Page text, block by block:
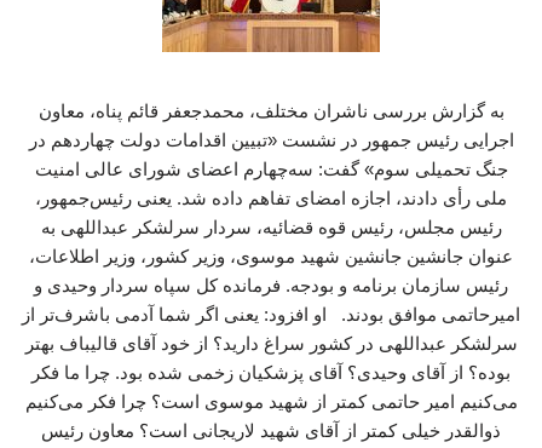
به گزارش بررسی ناشران مختلف، محمدجعفر قائم پناه، معاون
اجرایی رئیس جمهور در نشست «تبیین اقدامات دولت چهاردهم در
جنگ تحمیلی سوم» گفت: سه‌چهارم اعضای شورای عالی امنیت
ملی رأی دادند، اجازه امضای تفاهم داده شد. یعنی رئیس‌جمهور،
رئیس مجلس، رئیس قوه قضائیه، سردار سرلشکر عبداللهی به
عنوان جانشین جانشین شهید موسوی، وزیر کشور، وزیر اطلاعات،
رئیس سازمان برنامه و بودجه. فرمانده کل سپاه سردار وحیدی و
امیرحاتمی موافق بودند. او افزود: یعنی اگر شما آدمی باشرف‌تر از
سرلشکر عبداللهی در کشور سراغ دارید؟ از خود آقای قالیباف بهتر
بوده؟ از آقای وحیدی؟ آقای پزشکیان زخمی شده بود. چرا ما فکر
می‌کنیم امیر حاتمی کمتر از شهید موسوی است؟ چرا فکر می‌کنیم
ذوالقدر خیلی کمتر از آقای شهید لاریجانی است؟ معاون رئیس